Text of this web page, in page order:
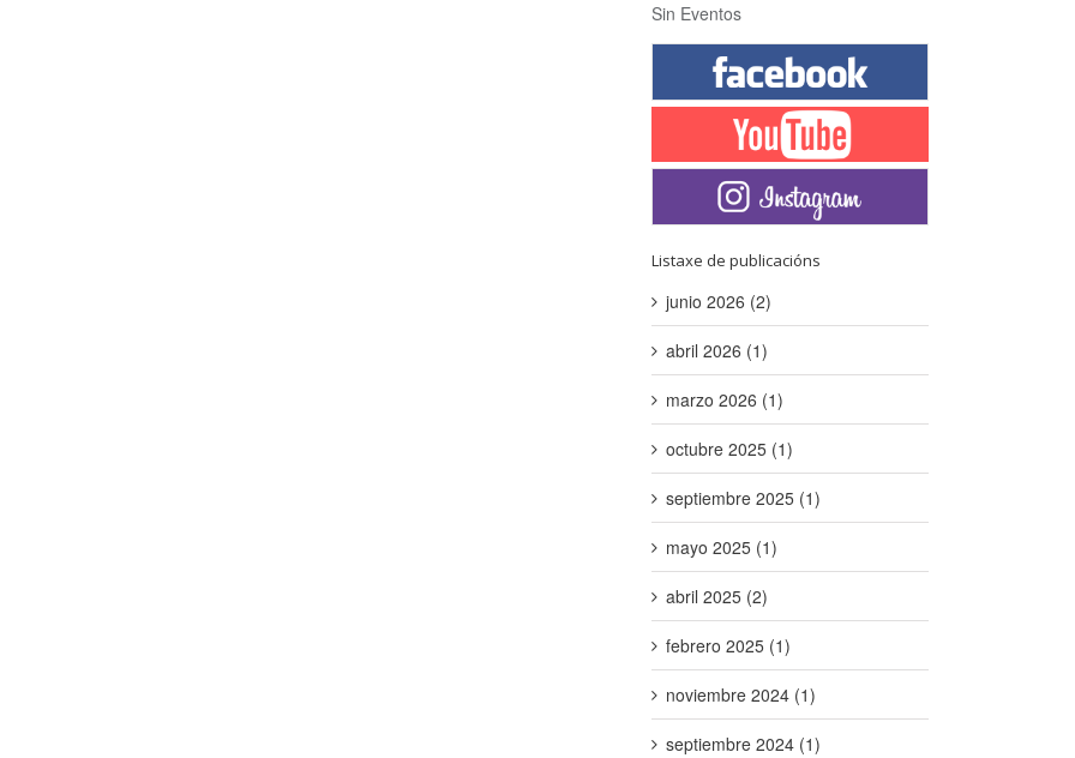
Sin Eventos
Listaxe de publicacións
junio 2026 (2)
abril 2026 (1)
marzo 2026 (1)
octubre 2025 (1)
septiembre 2025 (1)
mayo 2025 (1)
abril 2025 (2)
febrero 2025 (1)
noviembre 2024 (1)
septiembre 2024 (1)